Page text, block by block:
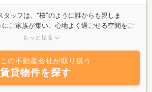
ッフは、“桜”のように誰からも親しま
にご家族が集い、心地よく過ごせる空間をご
て日々取り組んでおります。当社では、不動
います。さらに、物件のご紹介にとどまら
を見据えたリフォーム・リノベーションにも
とえば、中古住宅を購入して自分好みにアレ
は今お住まいの家をもっと快適にしたいとい
もっと見る
この不動産会社が取り扱う
賃貸物件を探す